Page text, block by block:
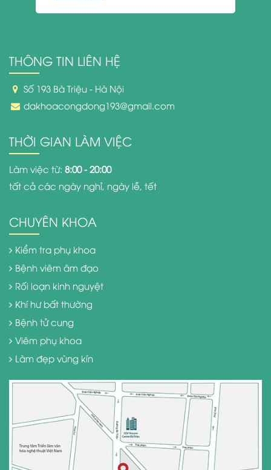
THÔNG TIN LIÊN HỆ
Số 193 Bà Triệu - Hà Nội
dakhoacongdong193@gmail.com
THỜI GIAN LÀM VIỆC
Làm việc từ: 8:00 - 20:00
tất cả các ngày nghỉ, ngày lễ, tết
CHUYÊN KHOA
Kiểm tra phụ khoa
Bệnh viêm âm đạo
Rối loạn kinh nguyệt
Khí hư bất thường
Bệnh tử cung
Viêm phụ khoa
Làm đẹp vùng kín